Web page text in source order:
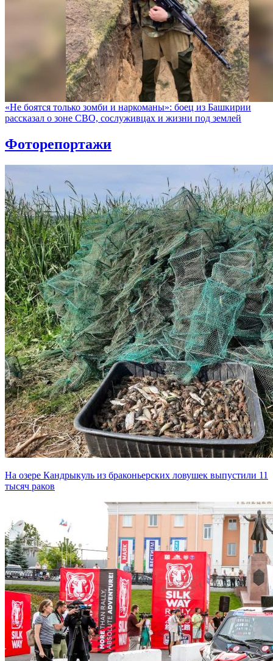
«Не боятся только зомби и наркоманы»: боец из Башкирии
рассказал о зоне СВО, сослуживцах и жизни под землей
Фоторепортажи
На озере Кандрыкуль из браконьерских ловушек выпустили 11
тысяч раков